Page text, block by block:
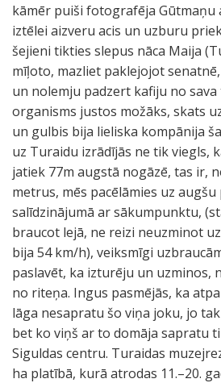
kāmēr puiši fotografēja Gūtmaņu
iztēlei aizveru acis un uzburu
šejieni tikties slepus nāca Maija
mīļoto, mazliet paklejojot
un nolemju padzert kafiju no sava
organisms justos možāks, skats
un gulbis bija lieliska kompānija
uz Turaidu izrādījās ne tik viegls,
jatiek 77m augstā nogāzē, tas ir,
metrus, mēs pacēlāmies uz augšu
salīdzinājumā ar sākumpunktu,
braucot lejā, ne reizi neuzminot
bija 54 km/h), veiksmīgi
paslavēt, ka izturēju un uzminos,
no riteņa. Ingus pasmējās, ka
lāga nesapratu šo viņa joku, jo
bet ko viņš ar to domāja sapratu
Siguldas centru. Turaidas
ha platībā, kurā atrodas 11.–20.